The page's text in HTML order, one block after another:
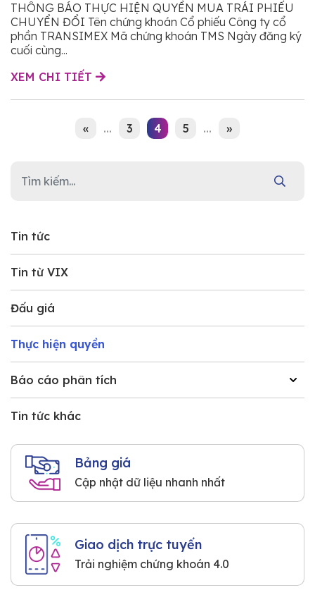
Tin tức
Tin từ VIX
Đấu giá
Thực hiện quyền
Báo cáo phân tích
Tin tức khác
Bảng giá
Cập nhật dữ liệu nhanh nhất
Giao dịch trực tuyến
Trải nghiệm chứng khoán 4.0
THÔNG BÁO THỰC HIỆN QUYỀN MUA TRÁI PHIẾU
CHUYỂN ĐỔI Tên chứng khoán Cổ phiếu Công ty cổ
phần TRANSIMEX Mã chứng khoán TMS Ngày đăng ký
cuối cùng...
XEM CHI TIẾT
« ... 3 4 5 ... »